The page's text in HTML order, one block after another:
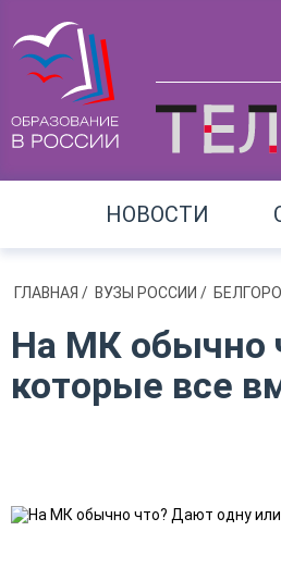
НОВОСТИ
ГЛАВНАЯ / ВУЗЫ РОССИИ /
На МК обычно
которые все